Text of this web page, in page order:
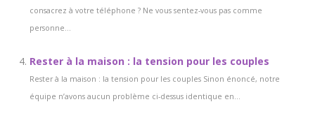
consacrez à votre téléphone ? Ne vous sentez-vous pas comme
personne...
Rester à la maison : la tension pour les couples
Rester à la maison : la tension pour les couples Sinon énoncé, notre
équipe n’avons aucun problème ci-dessus identique en...